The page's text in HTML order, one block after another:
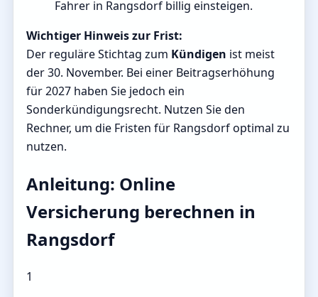
Fahrer in Rangsdorf billig einsteigen.
Wichtiger Hinweis zur Frist:
Der reguläre Stichtag zum Kündigen ist meist
der 30. November. Bei einer Beitragserhöhung
für 2027 haben Sie jedoch ein
Sonderkündigungsrecht. Nutzen Sie den
Rechner, um die Fristen für Rangsdorf optimal zu
nutzen.
Anleitung: Online
Versicherung berechnen in
Rangsdorf
1